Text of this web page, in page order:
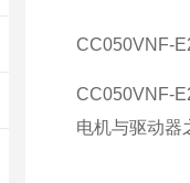
CC050VNF-
CC050VNF-
电机与驱动器